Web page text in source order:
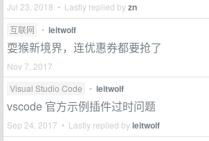
Jul 23, 2018 • Lastly replied byzn
互联网 • leitwolf
耍猴新境界，连优惠券都要抢了
Nov 7, 2017
Visual Studio Code
• leitwolf
vscode 官方示例插件过时问题
Sep 24, 2017 • Lastly replied byleitwolf